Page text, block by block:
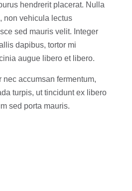
hendrerit placerat. Nulla
non vehicula lectus
sed mauris velit. Integer
dapibus, tortor mi
augue libero et libero.
accumsan fermentum,
turpis, ut tincidunt ex libero
sed porta mauris.